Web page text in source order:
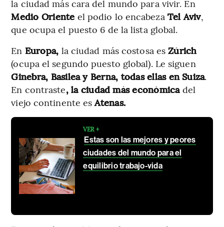
la ciudad más cara del mundo para vivir. En
Medio Oriente el podio lo encabeza Tel Aviv,
que ocupa el puesto 6 de la lista global.
En Europa, la ciudad más costosa esZúrich
(ocupa el segundo puesto global). Le siguen
Ginebra, Basilea y Berna, todas ellas en Suiza.
En contraste, la ciudad más económica del
viejo continente esAtenas.
VER +
Estas son las mejores y peores
ciudades del mundo para el
equilibrio trabajo-vida